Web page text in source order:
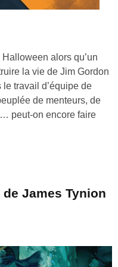
alors qu’un
la vie de Jim Gordon
travail d’équipe de
de menteurs, de
peut-on encore faire
James Tynion